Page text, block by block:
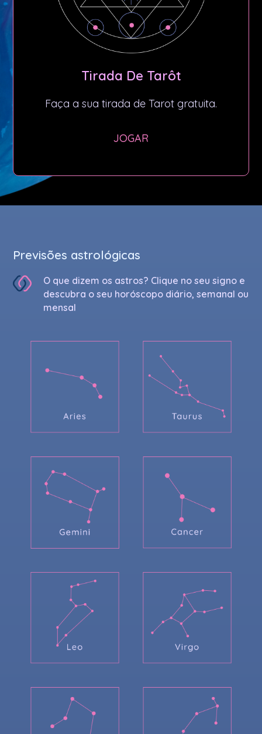
Tirada De Tarôt
Faça a sua tirada de Tarot gratuita.
JOGAR
Previsões astrológicas
O que dizem os astros? Clique no seu signo e
descubra o seu horóscopo diário, semanal ou
mensal